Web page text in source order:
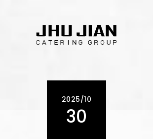
2025/10
30